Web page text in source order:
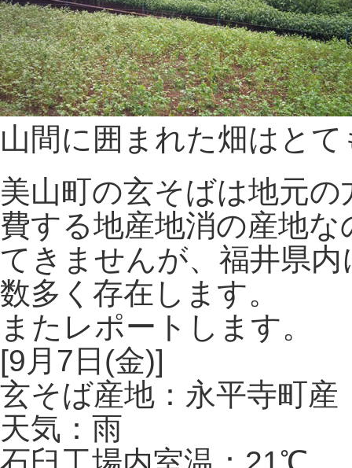
山間に囲まれた畑はと
美山町の玄そばは地元
費する地産地消の産地
てきませんが、福井県
数多く存在します。
またレポートします。
[9月7日(金)]
玄そば産地：永平寺町産
天気：雨